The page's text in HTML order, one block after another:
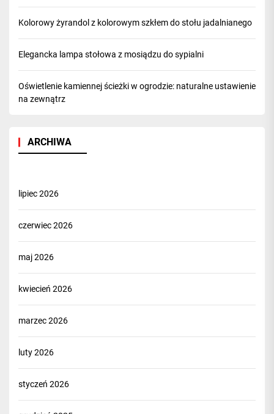
Kolorowy żyrandol z kolorowym szkłem do stołu jadalnianego
Elegancka lampa stołowa z mosiądzu do sypialni
Oświetlenie kamiennej ścieżki w ogrodzie: naturalne ustawienie
na zewnątrz
ARCHIWA
lipiec 2026
czerwiec 2026
maj 2026
kwiecień 2026
marzec 2026
luty 2026
styczeń 2026